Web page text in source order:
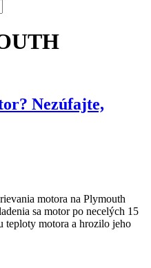
Nezúfajte,
motora na Plymouth
sa motor po necelých 15
teploty motora a hrozilo jeho